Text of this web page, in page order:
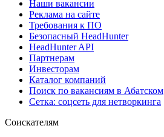
Наши вакансии
Реклама на сайте
Требования к ПО
Безопасный HeadHunter
HeadHunter API
Партнерам
Инвесторам
Каталог компаний
Поиск по вакансиям в Абатском
Сетка: соцсеть для нетворкинга
Соискателям